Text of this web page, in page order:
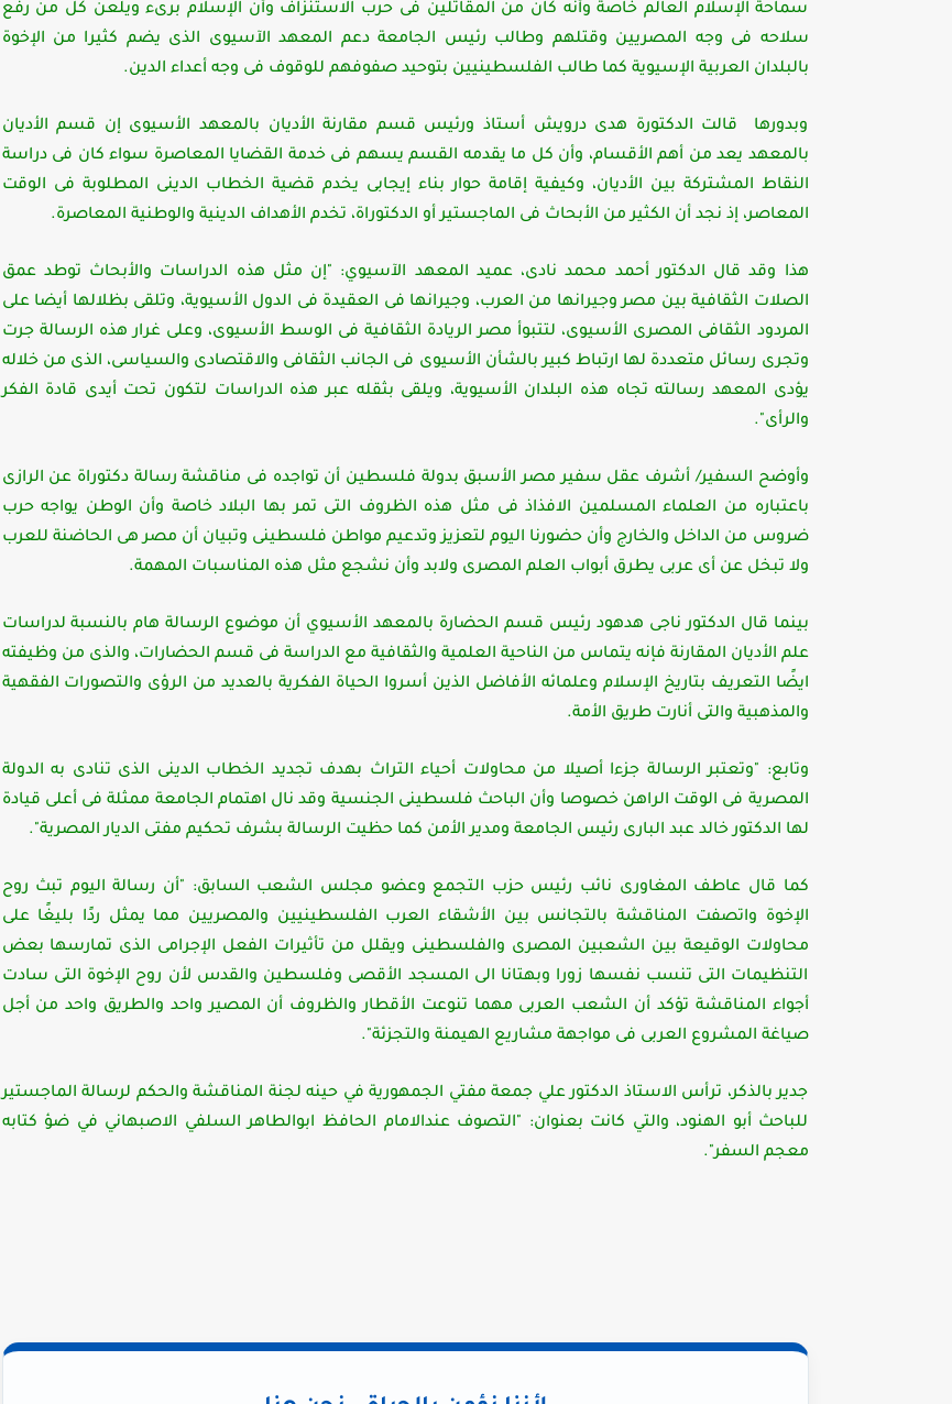
سماحة الإسلام العالم خاصة وأنه كان من المقاتلين فى حرب الاستنزاف وأن الإسلام برىء ويلعن كل من رفع
سلاحه فى وجه المصريين وقتلهم وطالب رئيس الجامعة دعم المعهد الآسيوى الذى يضم كثيرا من الإخوة
بالبلدان العربية الإسيوية كما طالب الفلسطينيين بتوحيد صفوفهم للوقوف فى وجه أعداء الدين.
وبدورها قالت الدكتورة هدى درويش أستاذ ورئيس قسم مقارنة الأديان بالمعهد الأسيوى إن قسم الأديان
بالمعهد يعد من أهم الأقسام، وأن كل ما يقدمه القسم يسهم فى خدمة القضايا المعاصرة سواء كان فى دراسة
النقاط المشتركة بين الأديان، وكيفية إقامة حوار بناء إيجابى يخدم قضية الخطاب الدينى المطلوبة فى الوقت
المعاصر، إذ نجد أن الكثير من الأبحاث فى الماجستير أو الدكتوراة، تخدم الأهداف الدينية والوطنية المعاصرة.
هذا وقد قال الدكتور أحمد محمد نادى، عميد المعهد الآسيوي: "إن مثل هذه الدراسات والأبحاث توطد عمق
الصلات الثقافية بين مصر وجيرانها من العرب، وجيرانها فى العقيدة فى الدول الأسيوية، وتلقى بظلالها أيضا على
المردود الثقافى المصرى الأسيوى، لتتبوأ مصر الريادة الثقافية فى الوسط الأسيوى، وعلى غرار هذه الرسالة جرت
وتجرى رسائل متعددة لها ارتباط كبير بالشأن الأسيوى فى الجانب الثقافى والاقتصادى والسياسى، الذى من خلاله
يؤدى المعهد رسالته تجاه هذه البلدان الأسيوية، ويلقى بثقله عبر هذه الدراسات لتكون تحت أيدى قادة الفكر
والرأى".
وأوضح السفير/ أشرف عقل سفير مصر الأسبق بدولة فلسطين أن تواجده فى مناقشة رسالة دكتوراة عن الرازى
باعتباره من العلماء المسلمين الافذاذ فى مثل هذه الظروف التى تمر بها البلاد خاصة وأن الوطن يواجه حرب
ضروس من الداخل والخارج وأن حضورنا اليوم لتعزيز وتدعيم مواطن فلسطينى وتبيان أن مصر هى الحاضنة للعرب
ولا تبخل عن أى عربى يطرق أبواب العلم المصرى ولابد وأن نشجع مثل هذه المناسبات المهمة.
بينما قال الدكتور ناجى هدهود رئيس قسم الحضارة بالمعهد الأسيوي أن موضوع الرسالة هام بالنسبة لدراسات
علم الأديان المقارنة فإنه يتماس من الناحية العلمية والثقافية مع الدراسة فى قسم الحضارات، والذى من وظيفته
ايضًا التعريف بتاريخ الإسلام وعلمائه الأفاضل الذين أسروا الحياة الفكرية بالعديد من الرؤى والتصورات الفقهية
والمذهبية والتى أنارت طريق الأمة.
وتابع: "وتعتبر الرسالة جزءا أصيلا من محاولات أحياء التراث بهدف تجديد الخطاب الدينى الذى تنادى به الدولة
المصرية فى الوقت الراهن خصوصا وأن الباحث فلسطينى الجنسية وقد نال اهتمام الجامعة ممثلة فى أعلى قيادة
لها الدكتور خالد عبد البارى رئيس الجامعة ومدير الأمن كما حظيت الرسالة بشرف تحكيم مفتى الديار المصرية".
كما قال عاطف المغاورى نائب رئيس حزب التجمع وعضو مجلس الشعب السابق: "أن رسالة اليوم تبث روح
الإخوة واتصفت المناقشة بالتجانس بين الأشقاء العرب الفلسطينيين والمصريين مما يمثل ردًا بليغًا على
محاولات الوقيعة بين الشعبين المصرى والفلسطينى ويقلل من تأثيرات الفعل الإجرامى الذى تمارسها بعض
التنظيمات التى تنسب نفسها زورا وبهتانا الى المسجد الأقصى وفلسطين والقدس لأن روح الإخوة التى سادت
أجواء المناقشة تؤكد أن الشعب العربى مهما تنوعت الأقطار والظروف أن المصير واحد والطريق واحد من أجل
صياغة المشروع العربى فى مواجهة مشاريع الهيمنة والتجزئة".
جدير بالذكر، ترأس الاستاذ الدكتور علي جمعة مفتي الجمهورية في حينه لجنة المناقشة والحكم لرسالة الماجستير
للباحث أبو الهنود، والتي كانت بعنوان: "التصوف عنداﻻمام الحافظ ابوالطاهر السلفي اﻻصبهاني في ضؤ كتابه
معجم السفر".